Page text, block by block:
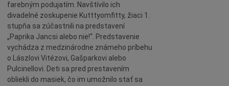
farebným podujatím. Navštívilo ich
divadelné zoskupenie Kutttyomfitty, žiaci 1.
stupňa sa zúčastnili na predstavení
„Paprika Jancsi alebo nie!“. Predstavenie
vychádza z medzinárodne známeho príbehu
o Lászlovi Vitézovi, Gašparkovi alebo
Pulcinellovi. Deti sa pred prestavením
obliekli do masiek, čo im umožnilo stať sa